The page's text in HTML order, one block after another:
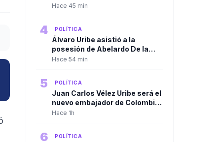
iniciar la ceremonia de
Hace 45 min
4 POLÍTICA
Álvaro Uribe asistió a la
posesión de Abelardo De la
Espriella y despejó las dudas
Hace 54 min
5 POLÍTICA
Juan Carlos Vélez Uribe será el
nuevo embajador de Colombia
en Ecuador por designación del
Hace 1h
6 POLÍTICA